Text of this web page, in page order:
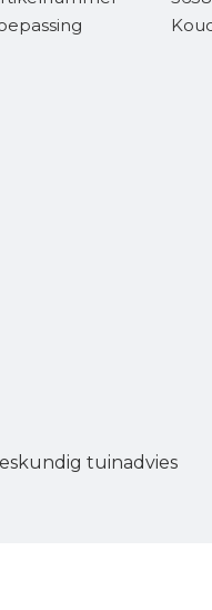
tuinadvies